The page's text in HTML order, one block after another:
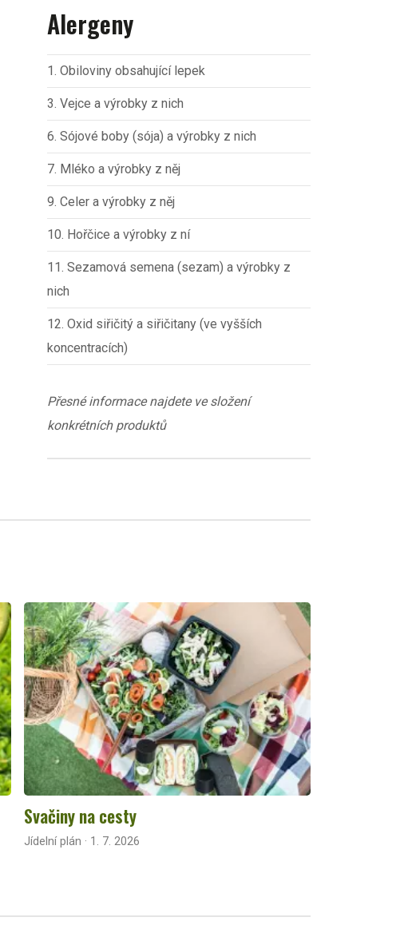
Alergeny
1. Obiloviny obsahující lepek
3. Vejce a výrobky z nich
6. Sójové boby (sója) a výrobky z nich
7. Mléko a výrobky z něj
9. Celer a výrobky z něj
10. Hořčice a výrobky z ní
11. Sezamová semena (sezam) a výrobky z
nich
12. Oxid siřičitý a siřičitany (ve vyšších
koncentracích)
Přesné informace najdete ve složení
konkrétních produktů
Svačiny na cesty
Jídelní plán · 1. 7. 2026